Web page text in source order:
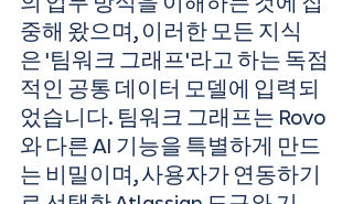
중해 왔으며, 이러한 모든 지식
은 '팀워크 그래프'라고 하는 독점
적인 공통 데이터 모델에 입력되
었습니다. 팀워크 그래프는 Rovo
와 다른 AI 기능을 특별하게 만드
는 비밀이며, 사용자가 연동하기